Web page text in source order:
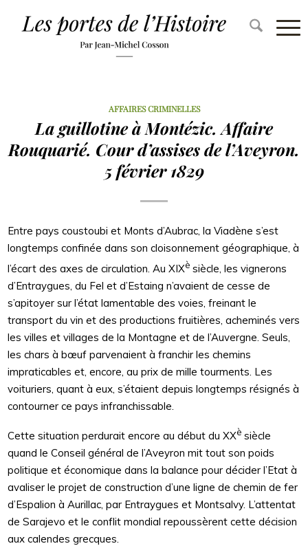
AFFAIRES CRIMINELLES
La guillotine à Montézic. Affaire
Rouquarié. Cour d’assises de l’Aveyron.
5 février 1829
Entre pays coustoubi et Monts d’Aubrac, la Viadène s’est
longtemps confinée dans son cloisonnement géographique, à
l’écart des axes de circulation. Au XIXè siècle, les vignerons
d’Entraygues, du Fel et d’Estaing n’avaient de cesse de
s’apitoyer sur l’état lamentable des voies, freinant le
transport du vin et des productions fruitières, acheminés vers
les villes et villages de la Montagne et de l’Auvergne. Seuls,
les chars à bœuf parvenaient à franchir les chemins
impraticables et, encore, au prix de mille tourments. Les
voituriers, quant à eux, s’étaient depuis longtemps résignés à
contourner ce pays infranchissable.
Cette situation perdurait encore au début du XXè siècle
quand le Conseil général de l’Aveyron mit tout son poids
politique et économique dans la balance pour décider l’Etat à
avaliser le projet de construction d’une ligne de chemin de fer
d’Espalion à Aurillac, par Entraygues et Montsalvy. L’attentat
de Sarajevo et le conflit mondial repoussèrent cette décision
aux calendes grecques.